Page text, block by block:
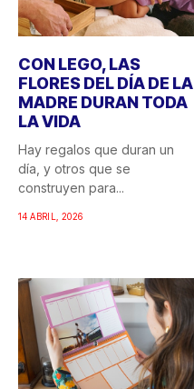
CON LEGO, LAS
FLORES DEL DÍA DE LA
MADRE DURAN TODA
LA VIDA
Hay regalos que duran un
día, y otros que se
construyen para...
14 ABRIL, 2026